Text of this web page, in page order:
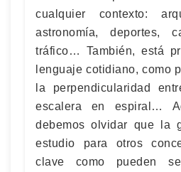
cualquier contexto:
astronomía, deportes,
tráfico… También, está
lenguaje cotidiano, como
la perpendicularidad
escalera en espiral…
debemos olvidar que la
estudio para otros
clave como pueden